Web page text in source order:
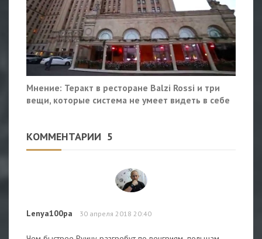
Мнение: Теракт в ресторане Balzi Rossi и три
вещи, которые система не умеет видеть в себе
КОММЕНТАРИИ 5
Lenya100pa 30 апреля 2018 20:40